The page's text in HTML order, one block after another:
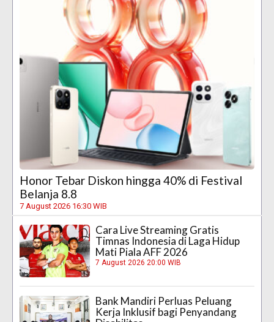
Honor Tebar Diskon hingga 40% di Festival
Belanja 8.8
7 August 2026 16:30 WIB
Cara Live Streaming Gratis
Timnas Indonesia di Laga Hidup
Mati Piala AFF 2026
7 August 2026 20:00 WIB
Bank Mandiri Perluas Peluang
Kerja Inklusif bagi Penyandang